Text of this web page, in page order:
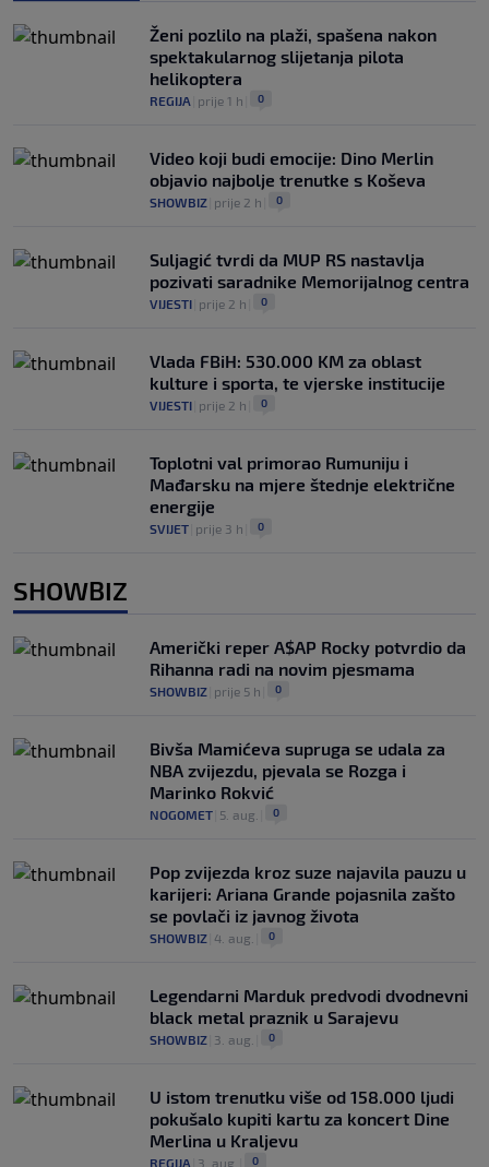
Ženi pozlilo na plaži, spašena nakon
spektakularnog slijetanja pilota
helikoptera
REGIJA prije 1 h 0
Video koji budi emocije: Dino Merlin
objavio najbolje trenutke s Koševa
SHOWBIZ prije 2 h 0
Suljagić tvrdi da MUP RS nastavlja
pozivati saradnike Memorijalnog centra
VIJESTI prije 2 h 0
Vlada FBiH: 530.000 KM za oblast
kulture i sporta, te vjerske institucije
VIJESTI prije 2 h 0
Toplotni val primorao Rumuniju i
Mađarsku na mjere štednje električne
energije
SVIJET prije 3 h 0
SHOWBIZ
Američki reper A$AP Rocky potvrdio da
Rihanna radi na novim pjesmama
SHOWBIZ prije 5 h 0
Bivša Mamićeva supruga se udala za
NBA zvijezdu, pjevala se Rozga i
Marinko Rokvić
NOGOMET 5. aug. 0
Pop zvijezda kroz suze najavila pauzu u
karijeri: Ariana Grande pojasnila zašto
se povlači iz javnog života
SHOWBIZ 4. aug. 0
Legendarni Marduk predvodi dvodnevni
black metal praznik u Sarajevu
SHOWBIZ 3. aug. 0
U istom trenutku više od 158.000 ljudi
pokušalo kupiti kartu za koncert Dine
Merlina u Kraljevu
REGIJA 3. aug. 0